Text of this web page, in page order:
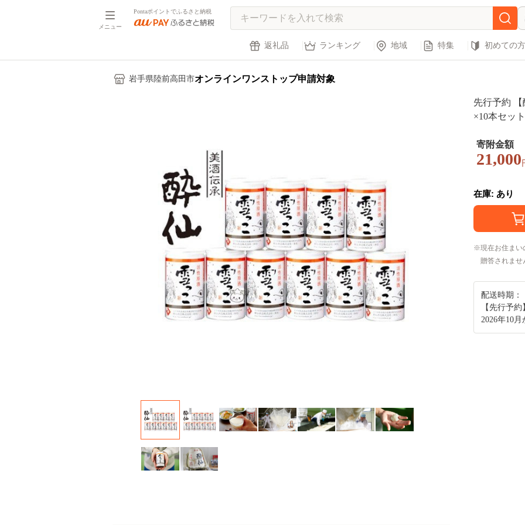
メニュー
Pontaポイントでふるさと納税
返礼品 ランキング 地域 特集 初めての方
岩手県陸前高田市オンラインワンストップ申請対象
先行予約
×10本セッ
寄附金額
21,000
在庫: あり
現在お住まい
贈答されませ
配送時期：
【先行予約
2026年10